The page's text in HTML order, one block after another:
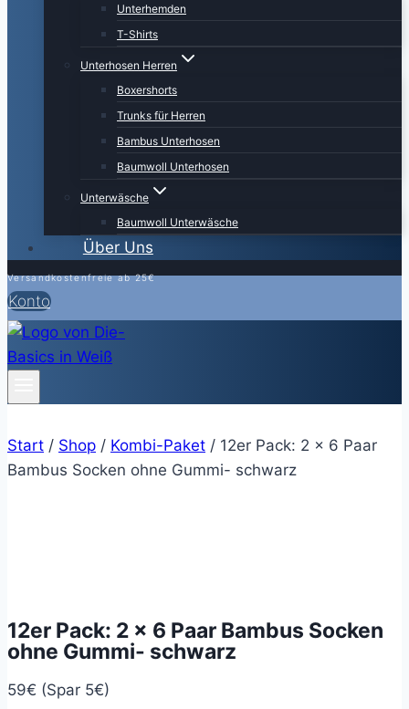
Unterhemden
T-Shirts
Unterhosen Herren
Boxershorts
Trunks für Herren
Bambus Unterhosen
Baumwoll Unterhosen
Unterwäsche
Baumwoll Unterwäsche
Über Uns
Versandkostenfreie ab 25€
Konto
Start / Shop / Kombi-Paket / 12er Pack: 2 x 6 Paar
Bambus Socken ohne Gummi- schwarz
12er Pack: 2 x 6 Paar Bambus Socken
ohne Gummi- schwarz
59€ (Spar 5€)